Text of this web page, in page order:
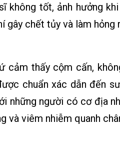
không tốt, ảnh hưởng
chết tủy và làm hỏng
cảm thấy cộm cấn,
chuẩn xác dẫn đến
những người có cơ địa
và viêm nhiễm quanh